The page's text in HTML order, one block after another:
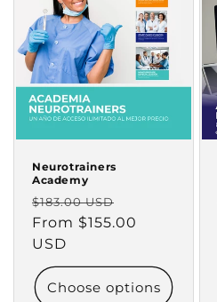
Neurotrainers
Academy
Regular
price
$183.00 USD
price
From $155.00
USD
Choose options